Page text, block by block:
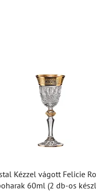
Kézzel vágott Felicie
60ml (2 db-os